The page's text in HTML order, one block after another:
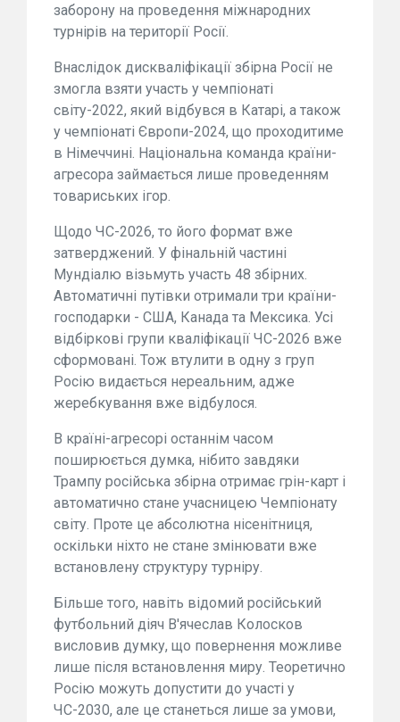
заборону на проведення міжнародних
турнірів на території Росії.
Внаслідок дискваліфікації збірна Росії не
змогла взяти участь у чемпіонаті
світу-2022, який відбувся в Катарі, а також
у чемпіонаті Європи-2024, що проходитиме
в Німеччині. Національна команда країни-
агресора займається лише проведенням
товариських ігор.
Щодо ЧС-2026, то його формат вже
затверджений. У фінальній частині
Мундіалю візьмуть участь 48 збірних.
Автоматичні путівки отримали три країни-
господарки - США, Канада та Мексика. Усі
відбіркові групи кваліфікації ЧС-2026 вже
сформовані. Тож втулити в одну з груп
Росію видається нереальним, адже
жеребкування вже відбулося.
В країні-агресорі останнім часом
поширюється думка, нібито завдяки
Трампу російська збірна отримає грін-карт і
автоматично стане учасницею Чемпіонату
світу. Проте це абсолютна нісенітниця,
оскільки ніхто не стане змінювати вже
встановлену структуру турніру.
Більше того, навіть відомий російський
футбольний діяч В'ячеслав Колосков
висловив думку, що повернення можливе
лише після встановлення миру. Теоретично
Росію можуть допустити до участі у
ЧС-2030, але це станеться лише за умови,